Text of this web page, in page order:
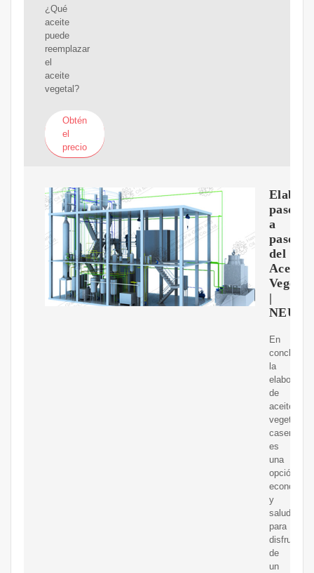
¿Qué
aceite
puede
reemplazar
el
aceite
vegetal?
Obtén
el
precio
paso
a
paso
del
Aceite
Vegetal
|
En
la
de
aceite
vegetal
casero
es
una
opción
económica
y
saludable
para
disfrutar
de
un